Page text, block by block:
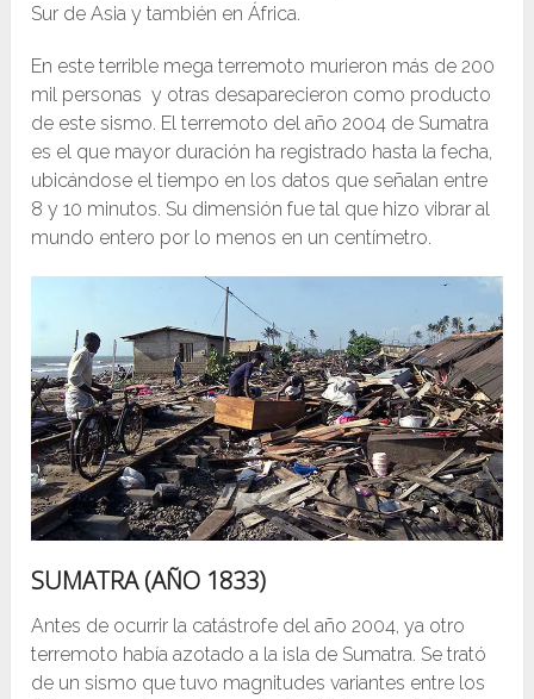
Sur de Asia y también en África.
En este terrible mega terremoto murieron más de 200
mil personas y otras desaparecieron como producto
de este sismo. El terremoto del año 2004 de Sumatra
es el que mayor duración ha registrado hasta la fecha,
ubicándose el tiempo en los datos que señalan entre
8 y 10 minutos. Su dimensión fue tal que hizo vibrar al
mundo entero por lo menos en un centímetro.
SUMATRA (AÑO 1833)
Antes de ocurrir la catástrofe del año 2004, ya otro
terremoto había azotado a la isla de Sumatra. Se trató
de un sismo que tuvo magnitudes variantes entre los